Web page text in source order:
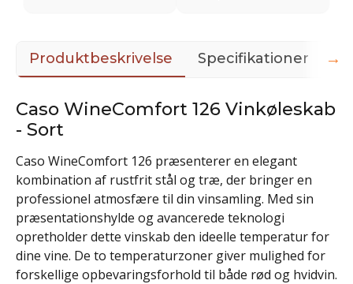
Produktbeskrivelse Specifikationer
Caso WineComfort 126 Vinkøleskab
- Sort
Caso WineComfort 126 præsenterer en elegant
kombination af rustfrit stål og træ, der bringer en
professionel atmosfære til din vinsamling. Med sin
præsentationshylde og avancerede teknologi
opretholder dette vinskab den ideelle temperatur for
dine vine. De to temperaturzoner giver mulighed for
forskellige opbevaringsforhold til både rød og hvidvin.
→